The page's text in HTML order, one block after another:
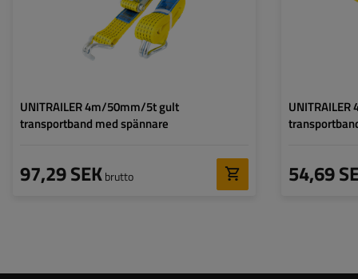
UNITRAILER 4m/50mm/5t gult
transportband med spännare
97,29 SEKbrutto 54,69